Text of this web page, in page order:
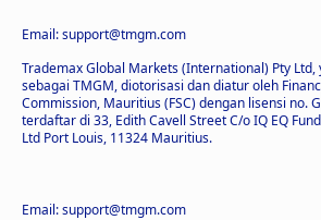
Email: support@tmgm.com
Trademax Global Markets (International) Pty Ltd,
sebagai TMGM, diotorisasi dan diatur oleh
Commission, Mauritius (FSC) dengan lisensi no.
terdaftar di 33, Edith Cavell Street C/o IQ EQ
Ltd Port Louis, 11324 Mauritius.
Email: support@tmgm.com